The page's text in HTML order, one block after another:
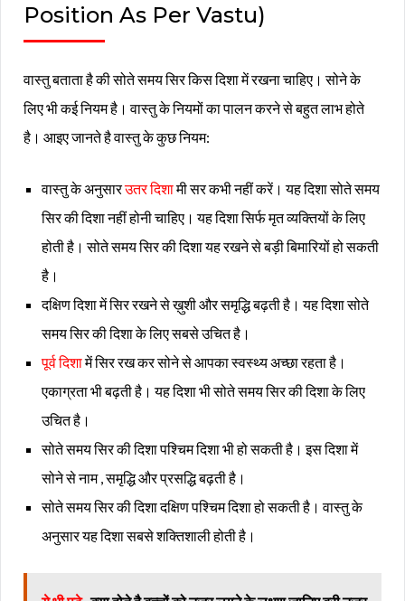
Position As Per Vastu)
वास्तु बताता है की सोते समय सिर किस दिशा में रखना चाहिए। सोने के
लिए भी कई नियम है। वास्तु के नियमों का पालन करने से बहुत लाभ होते
है। आइए जानते है वास्तु के कुछ नियम:
वास्तु के अनुसारउतर दिशामी सर कभी नहीं करें। यह दिशा सोते समय
सिर की दिशा नहीं होनी चाहिए। यह दिशा सिर्फ मृत व्यक्तियों के लिए
होती है। सोते समय सिर की दिशा यह रखने से बड़ी बिमारियों हो सकती
है।
दक्षिण दिशा में सिर रखने से ख़ुशी और समृद्धि बढ़ती है। यह दिशा सोते
समय सिर की दिशा के लिए सबसे उचित है।
पूर्व दिशामें सिर रख कर सोने से आपका स्वस्थ्य अच्छा रहता है।
एकाग्रता भी बढ़ती है। यह दिशा भी सोते समय सिर की दिशा के लिए
उचित है।
सोते समय सिर की दिशा पश्चिम दिशा भी हो सकती है। इस दिशा में
सोने से नाम , समृद्धि और प्रसद्धि बढ़ती है।
सोते समय सिर की दिशा दक्षिण पश्चिम दिशा हो सकती है। वास्तु के
अनुसार यह दिशा सबसे शक्तिशाली होती है।